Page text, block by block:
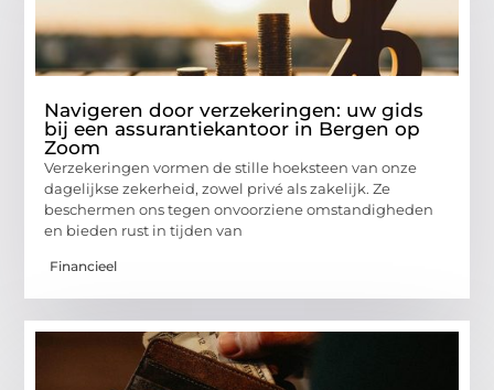
Navigeren door verzekeringen: uw gids
bij een assurantiekantoor in Bergen op
Zoom
Verzekeringen vormen de stille hoeksteen van onze
dagelijkse zekerheid, zowel privé als zakelijk. Ze
beschermen ons tegen onvoorziene omstandigheden
en bieden rust in tijden van
Financieel